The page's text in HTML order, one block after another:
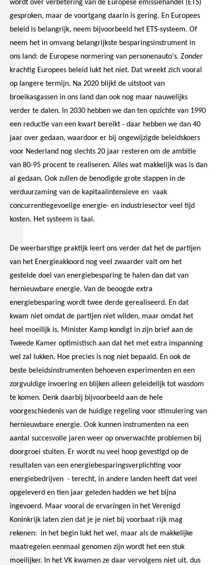
wordt over verbetering van de Europese emissiehandel (ETS)
gesproken, maar de voortgang daarin is gering. En Europees
beleid is belangrijk, neem bijvoorbeeld het ETS-systeem. Of
neem het in omvang belangrijkste besparingsinstrument in
ons land: de Europese normering van personenauto's. Zonder
krachtig Europees beleid lukt het niet. Dat wreekt zich vooral
op langere termijn. Na 2020 blijkt de uitstoot van
broeikasgassen in ons land dan ook nog maar nauwelijks
verder te dalen. In 2030 hebben we dan ten opzichte van 1990
een reductie van een kwart bereikt - daar hebben we dan 40
jaar over gedaan, waardoor er bij ongewijzigde beleidskoers
voor Nederland nog slechts 20 jaar resteren om de ambitie
van 80-95 procent te realiseren. Alles wat makkelijk was is dan
al gedaan. Ook zullen de benodigde grote stappen in de
verduurzaming van de kapitaalintensieve en vaak
concurrentiegevoelige energie- en industriesector veel tijd
kosten. Het systeem is taai.
De weerbarstige praktijk leert ons verder dat het de partijen
van het Energieakkoord nog veel zwaarder valt om het
gestelde doel van energiebesparing te halen dan dat van
hernieuwbare energie. Van de beoogde extra
energiebesparing wordt twee derde gerealiseerd. En dat
kwam niet omdat de partijen niet wilden, maar omdat het
heel moeilijk is. Minister Kamp kondigt in zijn brief aan de
Tweede Kamer optimistisch aan dat het met extra inspanning
wel zal lukken. Hoe precies is nog niet bepaald. En ook de
beste beleidsinstrumenten behoeven experimenten en een
zorgvuldige invoering en blijken alleen geleidelijk tot wasdom
te komen. Denk daarbij bijvoorbeeld aan de hele
voorgeschiedenis van de huidige regeling voor stimulering van
hernieuwbare energie. Ook kunnen instrumenten na een
aantal succesvolle jaren weer op onverwachte problemen bij
doorgroei stuiten. Er wordt nu veel hoop gevestigd op de
resultaten van een energiebesparingsverplichting voor
energiebedrijven - terecht, in andere landen heeft dat veel
opgeleverd en tien jaar geleden hadden we het bijna
ingevoerd. Maar vooral de ervaringen in het Verenigd
Koninkrijk laten zien dat je je niet bij voorbaat rijk mag
rekenen: in het begin lukt het wel, maar als de makkelijke
maatregelen eenmaal genomen zijn wordt het een stuk
moeilijker. In het VK kwamen ze daar vervolgens niet uit, dus